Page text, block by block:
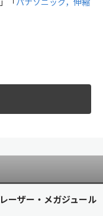
ーザー・メガジュール